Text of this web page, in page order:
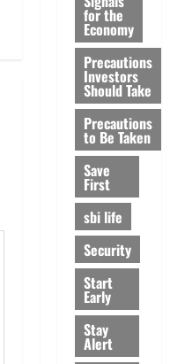
for the
Economy
Precautions
Investors
Should Take
Precautions
to Be Taken
Save
First
sbi life
Security
Start
Early
Stay
Alert